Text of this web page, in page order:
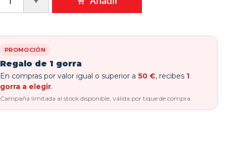
PROMOCIÓN
Regalo de 1 gorra
En compras por valor igual o superior a 50 €, recibes 1
gorra a elegir.
Campaña limitada al stock disponible, válida por tique de compra.